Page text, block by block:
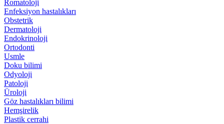
Romatoloji
Enfeksiyon hastalıkları
Obstetrik
Dermatoloji
Endokrinoloji
Ortodonti
Usmle
Doku bilimi
Odyoloji
Patoloji
Üroloji
Göz hastalıkları bilimi
Hemşirelik
Plastik cerrahi